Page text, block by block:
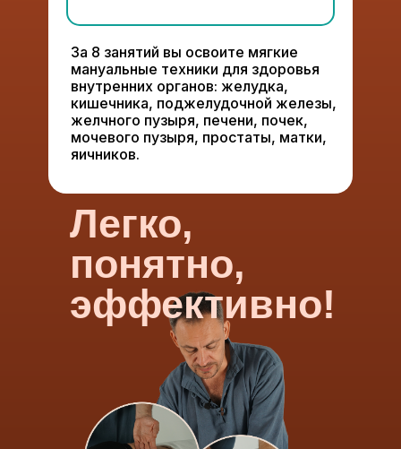
За 8 занятий вы освоите мягкие
мануальные техники для здоровья
внутренних органов: желудка,
кишечника, поджелудочной железы,
желчного пузыря, печени, почек,
мочевого пузыря, простаты, матки,
яичников.
Легко,
понятно,
эффективно!